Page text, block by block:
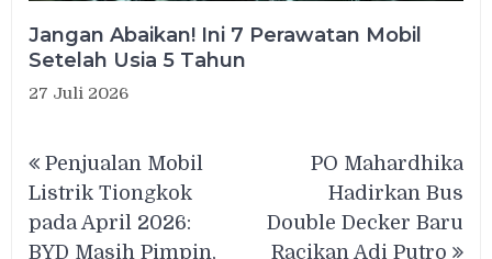
Jangan Abaikan! Ini 7 Perawatan Mobil
Setelah Usia 5 Tahun
27 Juli 2026
pos
Penjualan Mobil
Listrik Tiongkok
pada April 2026:
BYD Masih Pimpin,
PO Mahardhika
Hadirkan Bus
Double Decker Baru
Racikan Adi Putro